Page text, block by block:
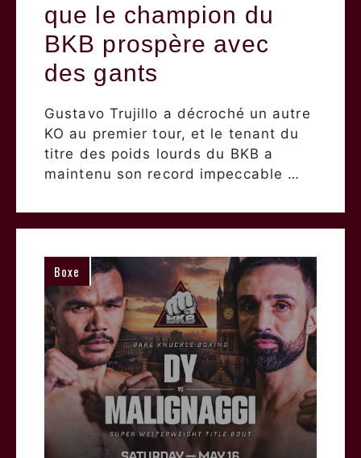
que le champion du
BKB prospère avec
des gants
Gustavo Trujillo a décroché un autre
KO au premier tour, et le tenant du
titre des poids lourds du BKB a
maintenu son record impeccable …
Boxe